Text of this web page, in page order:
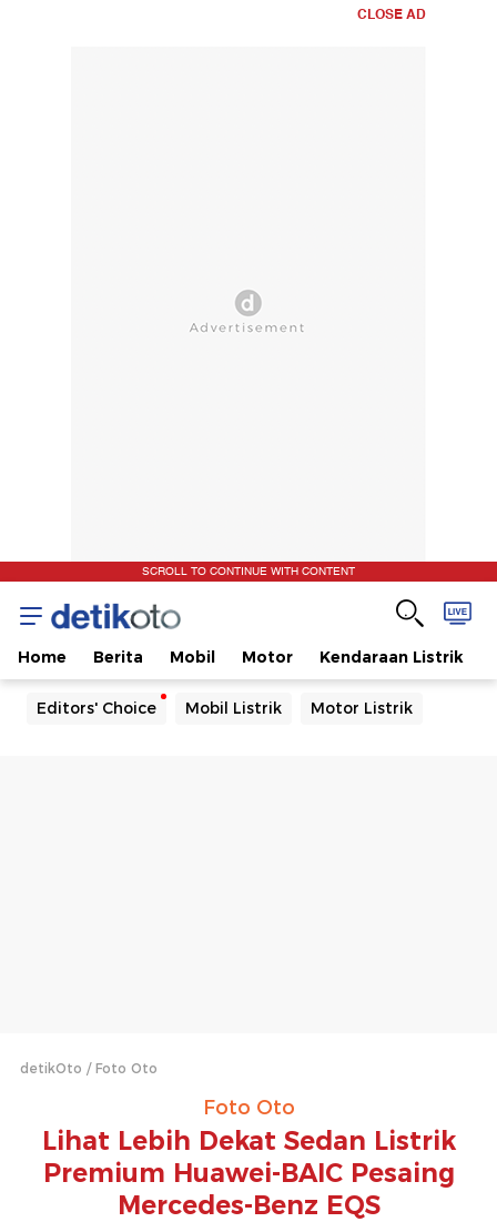
CLOSE AD
SCROLL TO CONTINUE WITH CONTENT
Home Berita Mobil Motor Kendaraan Listrik
Editors' Choice Mobil Listrik Motor Listrik
detikOto Foto Oto
Foto Oto
Lihat Lebih Dekat Sedan Listrik
Premium Huawei-BAIC Pesaing
Mercedes-Benz EQS